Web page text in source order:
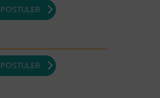
POSTULER
POSTULER